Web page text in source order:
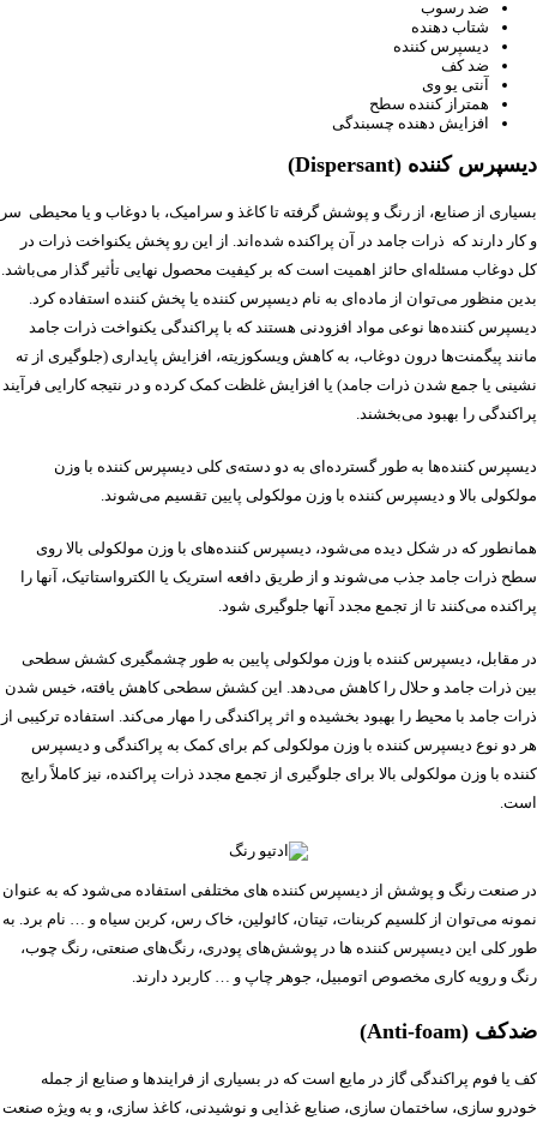
ضد رسوب
شتاب دهنده
دیسپرس کننده
ضد کف
آنتی یو وی
همتراز کننده سطح
افزایش دهنده چسبندگی
دیسپرس کننده (Dispersant)
بسیاری از صنایع، از رنگ و پوشش گرفته تا کاغذ و سرامیک، با دوغاب و یا محیطی سر
و کار دارند که ذرات جامد در آن پراکنده شده‌اند. از این رو پخش یکنواخت ذرات در
کل دوغاب مسئله‌ای حائز اهمیت است که بر کیفیت محصول نهایی تأثیر گذار می‌باشد.
بدین منظور می‌توان از ماده‌ای به نام دیسپرس کننده یا پخش کننده استفاده کرد.
دیسپرس کننده‌ها نوعی مواد افزودنی هستند که با پراکندگی یکنواخت ذرات جامد
مانند پیگمنت‌ها درون دوغاب، به کاهش ویسکوزیته، افزایش پایداری (جلوگیری از ته
نشینی یا جمع شدن ذرات جامد) یا افزایش غلظت کمک کرده و در نتیجه کارایی فرآیند
پراکندگی را بهبود می‌بخشند.
دیسپرس کننده‌ها به طور گسترده‌ای به دو دسته‌ی کلی دیسپرس کننده با وزن
مولکولی بالا و دیسپرس کننده با وزن مولکولی پایین تقسیم می‌شوند.
همانطور که در شکل دیده می‌شود، دیسپرس کننده‌های با وزن مولکولی بالا روی
سطح ذرات جامد جذب می‌شوند و از طریق دافعه استریک یا الکترواستاتیک، آنها را
پراکنده می‌کنند تا از تجمع مجدد آنها جلوگیری شود.
در مقابل، دیسپرس کننده با وزن مولکولی پایین به طور چشمگیری کشش سطحی
بین ذرات جامد و حلال را کاهش می‌دهد. این کشش سطحی کاهش یافته، خیس شدن
ذرات جامد با محیط را بهبود بخشیده و اثر پراکندگی را مهار می‌کند. استفاده ترکیبی از
هر دو نوع دیسپرس کننده با وزن مولکولی کم برای کمک به پراکندگی و دیسپرس
کننده با وزن مولکولی بالا برای جلوگیری از تجمع مجدد ذرات پراکنده، نیز کاملاً رایج
است.
در صنعت رنگ و پوشش از دیسپرس کننده های مختلفی استفاده می‌شود که به عنوان
نمونه می‌توان از کلسیم کربنات، تیتان، کائولین، خاک رس، کربن سیاه و … نام برد. به
طور کلی این دیسپرس کننده ها در پوشش‌های پودری، رنگ‌های صنعتی، رنگ چوب،
رنگ و رویه کاری مخصوص اتومبیل، جوهر چاپ و … کاربرد دارند.
ضدکف (Anti-foam)
کف یا فوم پراکندگی گاز در مایع است که در بسیاری از فرایندها و صنایع از جمله
خودرو سازی، ساختمان سازی، صنایع غذایی و نوشیدنی، کاغذ سازی، و به ویژه صنعت